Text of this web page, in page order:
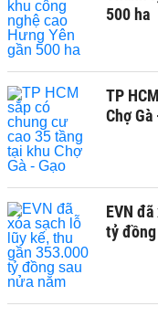
500 ha
TP
Chợ Gà
EVN
tỷ đồng